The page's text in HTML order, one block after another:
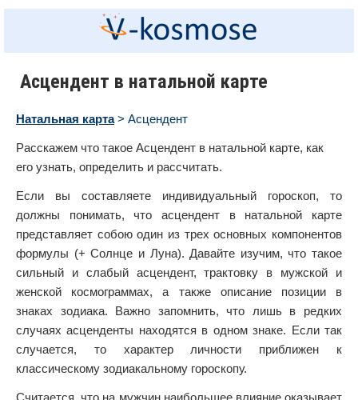
Асцендент в натальной карте
Натальная карта> Асцендент
Расскажем что такое Асцендент в натальной карте, как
его узнать, определить и рассчитать.
Если вы составляете индивидуальный гороскоп, то
должны понимать, что асцендент в натальной карте
представляет собою один из трех основных компонентов
формулы (+ Солнце и Луна). Давайте изучим, что такое
сильный и слабый асцендент, трактовку в мужской и
женской космограммах, а также описание позиции в
знаках зодиака. Важно запомнить, что лишь в редких
случаях асценденты находятся в одном знаке. Если так
случается, то характер личности приближен к
классическому зодиакальному гороскопу.
Считается, что на мужчин наибольшее влияние оказывает